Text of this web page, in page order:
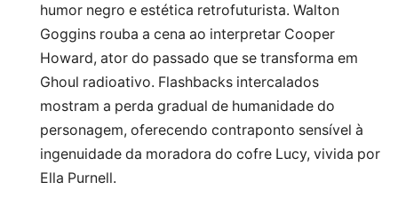
humor negro e estética retrofuturista. Walton
Goggins rouba a cena ao interpretar Cooper
Howard, ator do passado que se transforma em
Ghoul radioativo. Flashbacks intercalados
mostram a perda gradual de humanidade do
personagem, oferecendo contraponto sensível à
ingenuidade da moradora do cofre Lucy, vivida por
Ella Purnell.